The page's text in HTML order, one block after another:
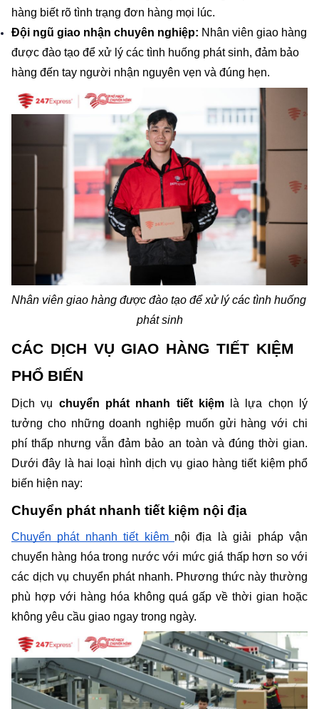
hàng biết rõ tình trạng đơn hàng mọi lúc.
Đội ngũ giao nhận chuyên nghiệp: Nhân viên giao hàng
được đào tạo để xử lý các tình huống phát sinh, đảm bảo
hàng đến tay người nhận nguyên vẹn và đúng hẹn.
Nhân viên giao hàng được đào tạo để xử lý các tình huống
phát sinh
CÁC DỊCH VỤ GIAO HÀNG TIẾT KIỆM
PHỔ BIẾN
Dịch vụ chuyển phát nhanh tiết kiệm là lựa chọn lý
tưởng cho những doanh nghiệp muốn gửi hàng với chi
phí thấp nhưng vẫn đảm bảo an toàn và đúng thời gian.
Dưới đây là hai loại hình dịch vụ giao hàng tiết kiệm phổ
biến hiện nay:
Chuyển phát nhanh tiết kiệm nội địa
Chuyển phát nhanh tiết kiệm nội địa là giải pháp vận
chuyển hàng hóa trong nước với mức giá thấp hơn so với
các dịch vụ chuyển phát nhanh. Phương thức này thường
phù hợp với hàng hóa không quá gấp về thời gian hoặc
không yêu cầu giao ngay trong ngày.